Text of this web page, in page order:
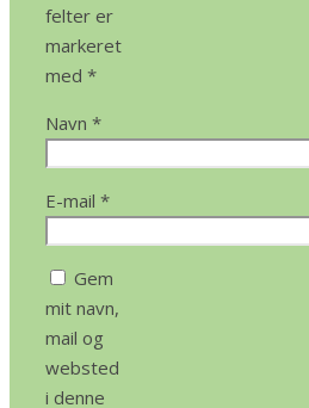
felter er
markeret
med *
Navn *
E-mail *
Gem
mit navn,
mail og
websted
i denne